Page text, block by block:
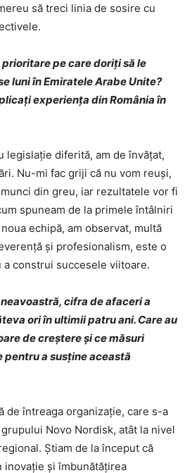
să treci linia de sosire cu
pe care doriţi să le
luni în Emiratele Arabe Unite?
experienţa din România în
legislaţie diferită, am de învăţat,
Nu-mi fac griji că nu vom reuşi,
din greu, iar rezultatele vor fi
spuneam de la primele întâlniri
echipă, am observat, multă
şi profesionalism, este o
a construi succesele viitoare.
cifra de afaceri a
ori în ultimii patru ani. Care au
de creştere şi ce măsuri
a susţine această
de întreaga organizaţie, care s-a
Novo Nordisk, atât la nivel
Ştiam de la început că
inovaţie şi îmbunătăţirea